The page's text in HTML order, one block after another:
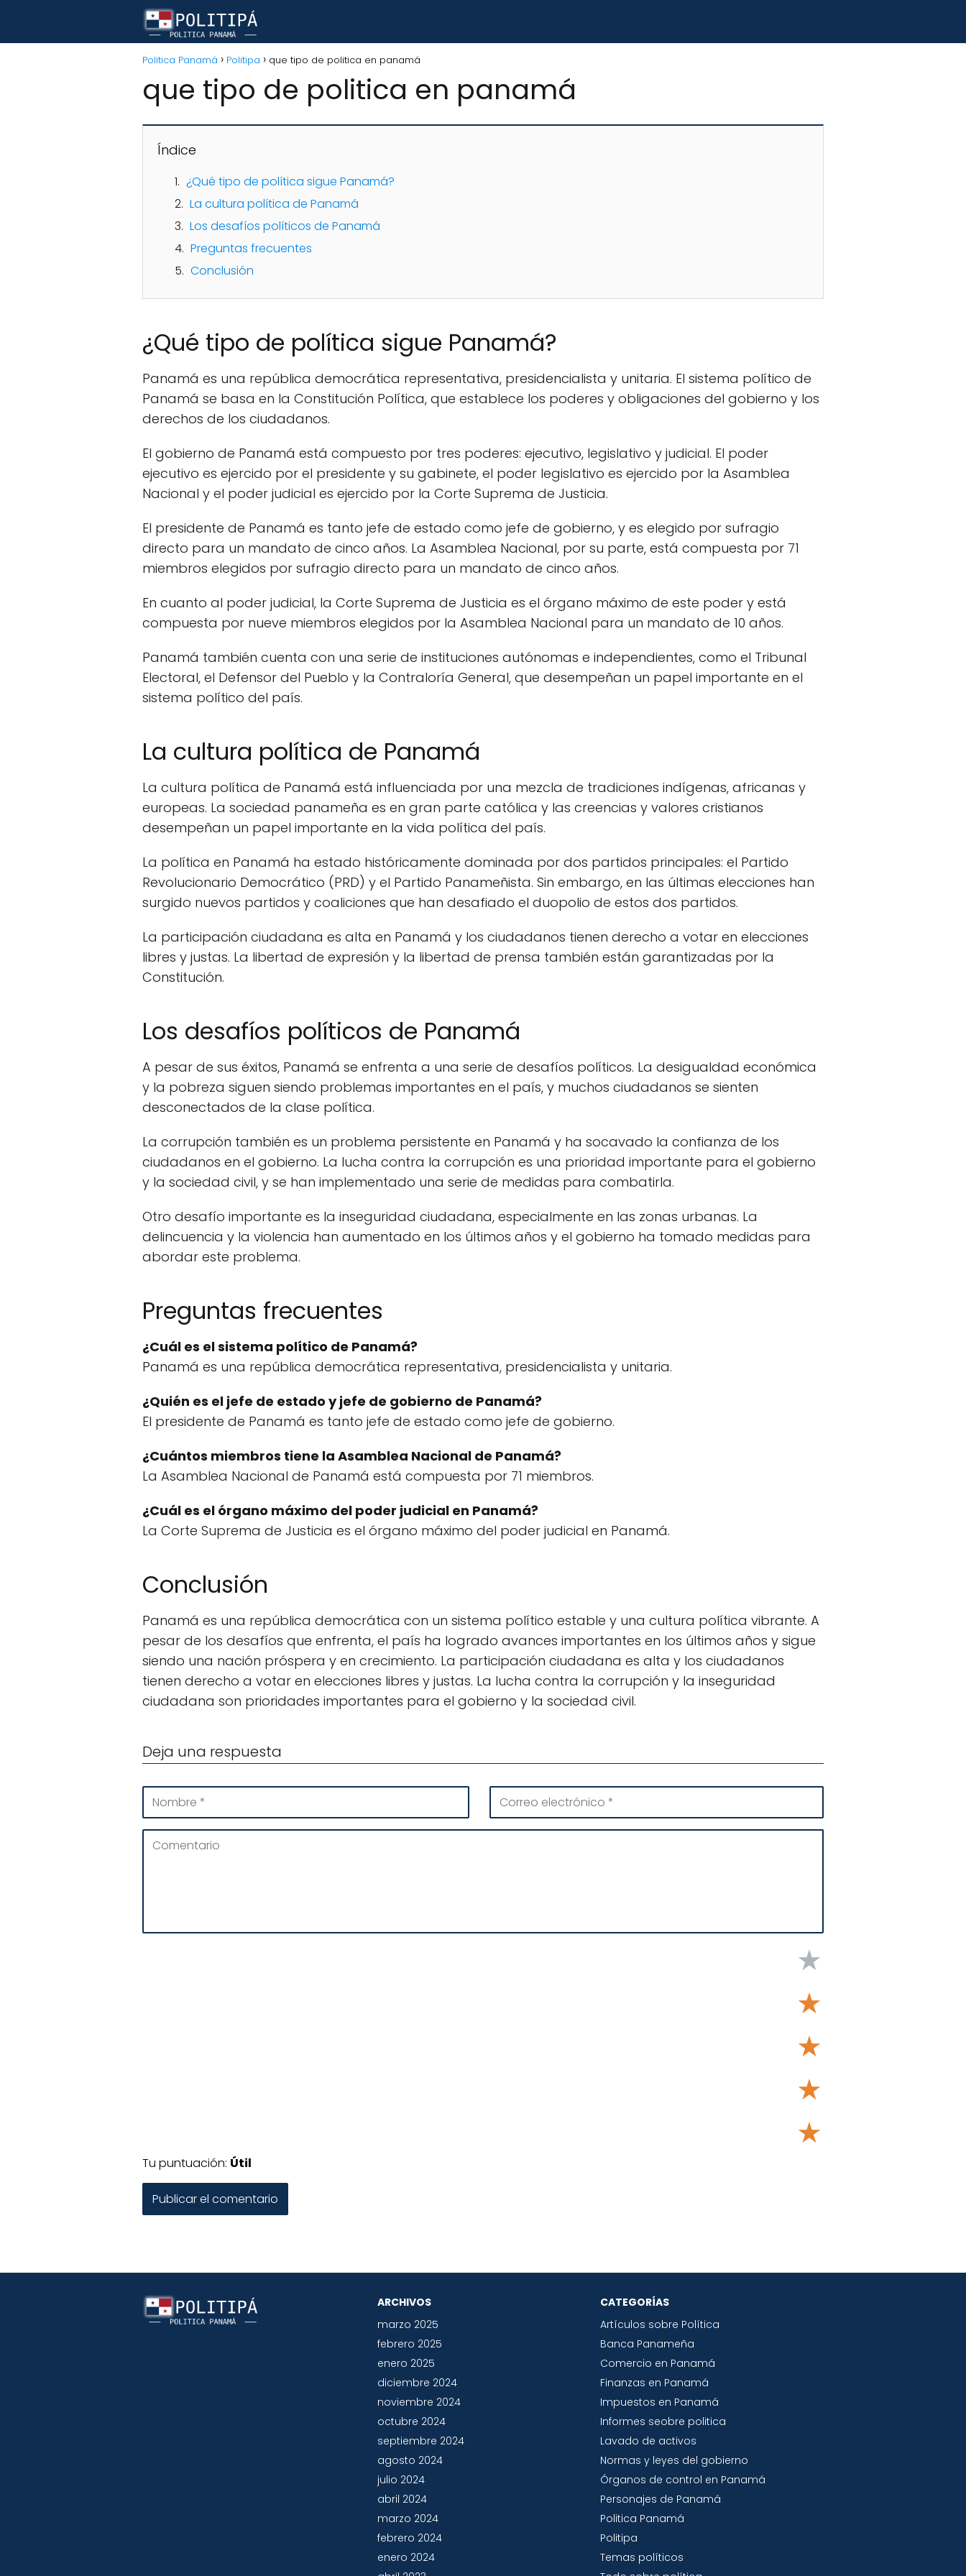
Politica Panamá Politipa que tipo de politica en panamá
que tipo de politica en panamá
Índice
¿Qué tipo de política sigue Panamá?
La cultura política de Panamá
Los desafíos políticos de Panamá
Preguntas frecuentes
Conclusión
¿Qué tipo de política sigue Panamá?
Panamá es una república democrática representativa, presidencialista y unitaria. El sistema político de
Panamá se basa en la Constitución Política, que establece los poderes y obligaciones del gobierno y los
derechos de los ciudadanos.
El gobierno de Panamá está compuesto por tres poderes: ejecutivo, legislativo y judicial. El poder
ejecutivo es ejercido por el presidente y su gabinete, el poder legislativo es ejercido por la Asamblea
Nacional y el poder judicial es ejercido por la Corte Suprema de Justicia.
El presidente de Panamá es tanto jefe de estado como jefe de gobierno, y es elegido por sufragio
directo para un mandato de cinco años. La Asamblea Nacional, por su parte, está compuesta por 71
miembros elegidos por sufragio directo para un mandato de cinco años.
En cuanto al poder judicial, la Corte Suprema de Justicia es el órgano máximo de este poder y está
compuesta por nueve miembros elegidos por la Asamblea Nacional para un mandato de 10 años.
Panamá también cuenta con una serie de instituciones autónomas e independientes, como el Tribunal
Electoral, el Defensor del Pueblo y la Contraloría General, que desempeñan un papel importante en el
sistema político del país.
La cultura política de Panamá
La cultura política de Panamá está influenciada por una mezcla de tradiciones indígenas, africanas y
europeas. La sociedad panameña es en gran parte católica y las creencias y valores cristianos
desempeñan un papel importante en la vida política del país.
La política en Panamá ha estado históricamente dominada por dos partidos principales: el Partido
Revolucionario Democrático (PRD) y el Partido Panameñista. Sin embargo, en las últimas elecciones han
surgido nuevos partidos y coaliciones que han desafiado el duopolio de estos dos partidos.
La participación ciudadana es alta en Panamá y los ciudadanos tienen derecho a votar en elecciones
libres y justas. La libertad de expresión y la libertad de prensa también están garantizadas por la
Constitución.
Los desafíos políticos de Panamá
A pesar de sus éxitos, Panamá se enfrenta a una serie de desafíos políticos. La desigualdad económica
y la pobreza siguen siendo problemas importantes en el país, y muchos ciudadanos se sienten
desconectados de la clase política.
La corrupción también es un problema persistente en Panamá y ha socavado la confianza de los
ciudadanos en el gobierno. La lucha contra la corrupción es una prioridad importante para el gobierno
y la sociedad civil, y se han implementado una serie de medidas para combatirla.
Otro desafío importante es la inseguridad ciudadana, especialmente en las zonas urbanas. La
delincuencia y la violencia han aumentado en los últimos años y el gobierno ha tomado medidas para
abordar este problema.
Preguntas frecuentes
¿Cuál es el sistema político de Panamá?
Panamá es una república democrática representativa, presidencialista y unitaria.
¿Quién es el jefe de estado y jefe de gobierno de Panamá?
El presidente de Panamá es tanto jefe de estado como jefe de gobierno.
¿Cuántos miembros tiene la Asamblea Nacional de Panamá?
La Asamblea Nacional de Panamá está compuesta por 71 miembros.
¿Cuál es el órgano máximo del poder judicial en Panamá?
La Corte Suprema de Justicia es el órgano máximo del poder judicial en Panamá.
Conclusión
Panamá es una república democrática con un sistema político estable y una cultura política vibrante. A
pesar de los desafíos que enfrenta, el país ha logrado avances importantes en los últimos años y sigue
siendo una nación próspera y en crecimiento. La participación ciudadana es alta y los ciudadanos
tienen derecho a votar en elecciones libres y justas. La lucha contra la corrupción y la inseguridad
ciudadana son prioridades importantes para el gobierno y la sociedad civil.
Deja una respuesta
★
★
★
★
★
Tu puntuación: Útil
ARCHIVOS
marzo 2025
febrero 2025
enero 2025
diciembre 2024
noviembre 2024
octubre 2024
septiembre 2024
agosto 2024
julio 2024
abril 2024
marzo 2024
febrero 2024
enero 2024
CATEGORÍAS
Artículos sobre Política
Banca Panameña
Comercio en Panamá
Finanzas en Panamá
Impuestos en Panamá
Informes seobre politica
Lavado de activos
Normas y leyes del gobierno
Órganos de control en Panamá
Personajes de Panamá
Politica Panamá
Politipa
Temas políticos